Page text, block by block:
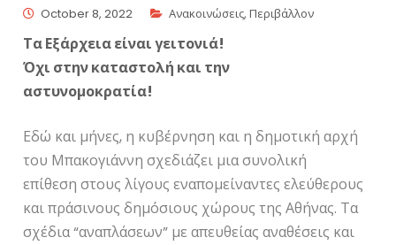
October 8, 2022 Ανακοινώσεις,Περιβάλλον
Τα Εξάρχεια είναι γειτονιά!
Όχι στην καταστολή και την
αστυνομοκρατία!
Εδώ και μήνες, η κυβέρνηση και η δημοτική αρχή
του Μπακογιάννη σχεδιάζει μια συνολική
επίθεση στους λίγους εναπομείναντες ελεύθερους
και πράσινους δημόσιους χώρους της Αθήνας. Τα
σχέδια “αναπλάσεων” με απευθείας αναθέσεις και